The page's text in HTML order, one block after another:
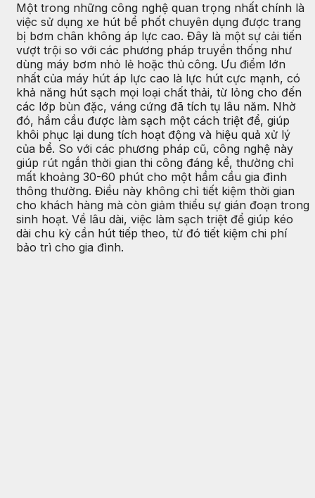
Một trong những công nghệ quan trọng nhất chính là
việc sử dụng xe hút bể phốt chuyên dụng được trang
bị bơm chân không áp lực cao. Đây là một sự cải tiến
vượt trội so với các phương pháp truyền thống như
dùng máy bơm nhỏ lẻ hoặc thủ công. Ưu điểm lớn
nhất của máy hút áp lực cao là lực hút cực mạnh, có
khả năng hút sạch mọi loại chất thải, từ lỏng cho đến
các lớp bùn đặc, váng cứng đã tích tụ lâu năm. Nhờ
đó, hầm cầu được làm sạch một cách triệt để, giúp
khôi phục lại dung tích hoạt động và hiệu quả xử lý
của bể. So với các phương pháp cũ, công nghệ này
giúp rút ngắn thời gian thi công đáng kể, thường chỉ
mất khoảng 30-60 phút cho một hầm cầu gia đình
thông thường. Điều này không chỉ tiết kiệm thời gian
cho khách hàng mà còn giảm thiểu sự gián đoạn trong
sinh hoạt. Về lâu dài, việc làm sạch triệt để giúp kéo
dài chu kỳ cần hút tiếp theo, từ đó tiết kiệm chi phí
bảo trì cho gia đình.